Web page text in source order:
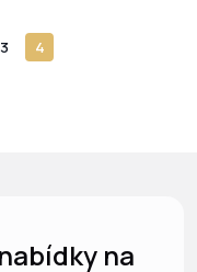
3 4
na